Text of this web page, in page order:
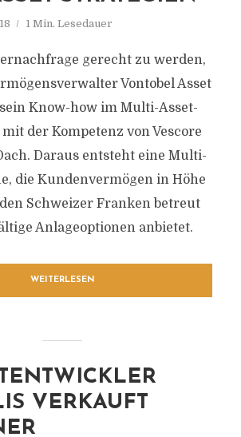
1 Min. Lesedauer
gerecht zu werden,
Vontobel Asset
Know-how im Multi-Asset-
der Kompetenz von Vescore
Daraus entsteht eine Multi-
die Kundenvermögen in Höhe
Schweizer Franken betreut
Anlageoptionen anbietet.
WEITERLESEN
VERKAUFT